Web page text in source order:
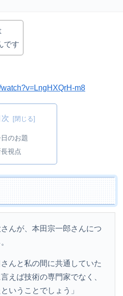
です
m8
次
のお題
視点
んが、本田宗一郎さんにつ
んと私の間に共通していた
えば技術の専門家でなく、
いうことでしょう」